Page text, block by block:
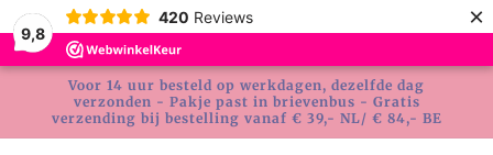
9,8
420 Reviews ×
naar de
content
Voor 14 uur besteld op werkdagen, dezelfde dag
verzonden - Pakje past in brievenbus - Gratis
verzending bij bestelling vanaf € 39,- NL/ € 84,- BE